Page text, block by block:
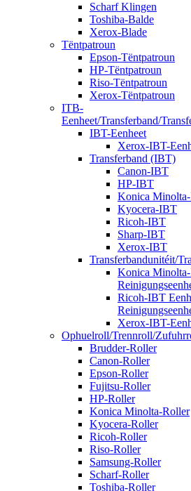
Scharf Klingen
Toshiba-Balde
Xerox-Blade
Tëntpatroun
Epson-Tëntpatroun
HP-Tëntpatroun
Riso-Tëntpatroun
Xerox-Tëntpatroun
ITB-
Eenheet/Transferband/
IBT-Eenheet
Xerox-IBT-
Transferband (IBT)
Canon-IBT
HP-IBT
Konica
Kyocera-IBT
Ricoh-IBT
Sharp-IBT
Xerox-IBT
Transferbandunitéit/
Konica
Ricoh-IBT
Xerox-IBT-
Ophuelroll/Trennroll/
Brudder-Roller
Canon-Roller
Epson-Roller
Fujitsu-Roller
HP-Roller
Konica Minolta-Roller
Kyocera-Roller
Ricoh-Roller
Riso-Roller
Samsung-Roller
Scharf-Roller
Toshiba-Roller